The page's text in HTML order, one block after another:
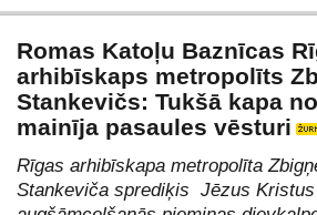
Romas Katoļu Baznīcas
arhibīskaps metropolīts
Stankevičs: Tukšā kapa
mainīja pasaules vēsturi
Rīgas arhibīskapa metropolīta
Stankeviča sprediķis Jēzus Kristus